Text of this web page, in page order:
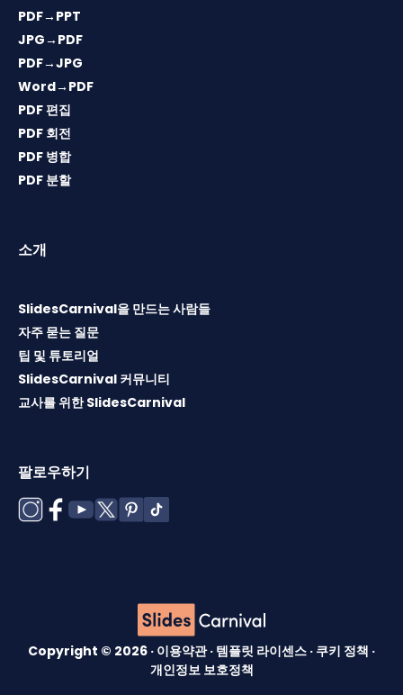
PDF→PPT
JPG→PDF
PDF→JPG
Word→PDF
PDF 편집
PDF 회전
PDF 병합
PDF 분할
소개
SlidesCarnival을 만드는 사람들
자주 묻는 질문
팁 및 튜토리얼
SlidesCarnival 커뮤니티
교사를 위한 SlidesCarnival
팔로우하기
Copyright © 2026 · 이용약관· 템플릿 라이센스 · 쿠키 정책 ·
개인정보 보호정책